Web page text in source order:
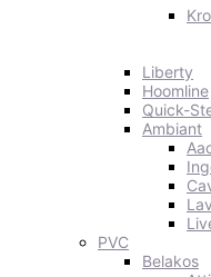
Liberty
Hoomline
Quick-
Ambiant
PVC
Belakos